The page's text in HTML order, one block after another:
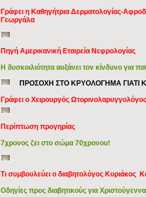
Γράφει η Καθηγήτρια Δερματολογίας-
Γεωργάλα
Πηγή Αμερικανική Εταιρεία Νεφρολογίας
Η δυσκοιλιότητα αυξάνει τον κίνδυνο για
ΠΡΟΣΟΧΗ ΣΤΟ ΚΡΥΟΛΟΓΗΜΑ ΓΙΑΤΙ
Γράφει ο Χειρουργός
Περίπτωση προγηρίας
7χρονος ζει στο σώμα 70χρονου!
Τι συμβουλεύει ο διαβητολόγος Κυριάκος
Οδηγίες προς διαβητικούς για